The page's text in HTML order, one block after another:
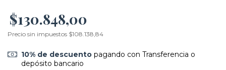
$130.848,00
Precio sin impuestos $108.138,84
10% de descuentopagando con Transferencia o
depósito bancario